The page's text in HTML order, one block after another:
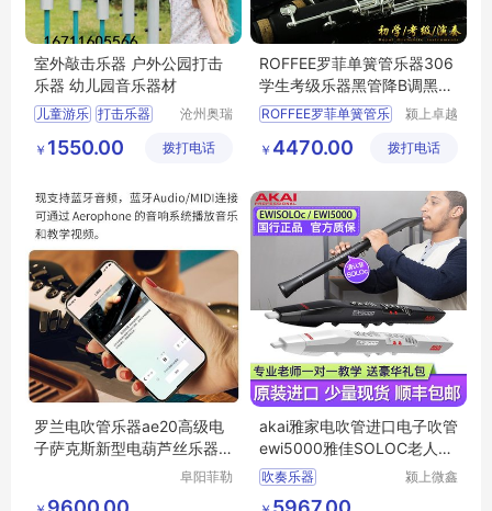
室外敲击乐器 户外公园打击
乐器 幼儿园音乐器材
儿童游乐 打击乐器
户外敲击乐器
沧州奥瑞
制造有限
￥ 1550.00 拨打电话
ROFFEE罗菲单簧管乐器306
学生考级乐器黑管降B调黑管
乐器
ROFFEE罗菲单簧管乐
颍上卓越
有限公司
￥ 4470.00 拨打电话
罗兰电吹管乐器ae20高级电
子萨克斯新型电葫芦丝乐器
阜阳菲勒
akai雅家电吹管进口电子吹管
ewi5000雅佳SOLOC老人初
学乐器萨克斯
吹奏乐器
颍上微鑫